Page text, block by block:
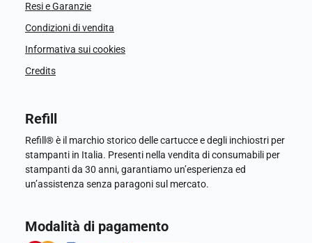
Resi e Garanzie
Condizioni di vendita
Informativa sui cookies
Credits
Refill
Refill® è il marchio storico delle cartucce e degli inchiostri per
stampanti in Italia. Presenti nella vendita di consumabili per
stampanti da 30 anni, garantiamo un’esperienza ed
un’assistenza senza paragoni sul mercato.
Modalità di pagamento